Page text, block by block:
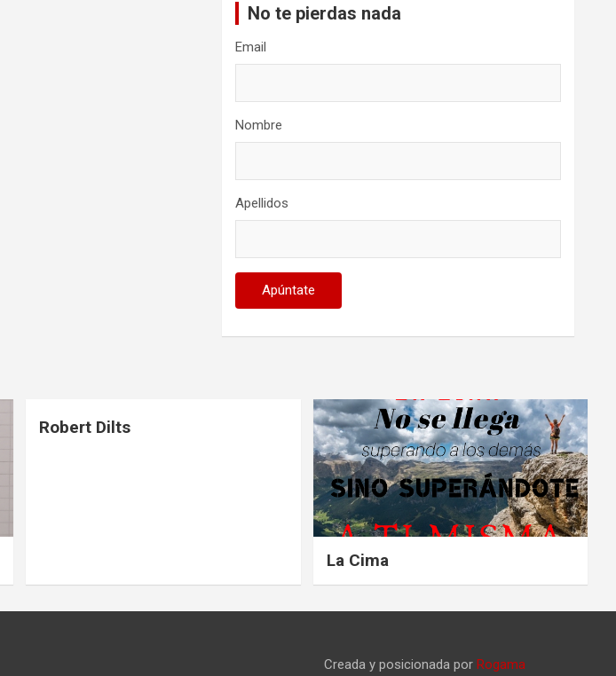
No te pierdas nada
Email
Nombre
Apellidos
Robert Dilts
La Cima
Creada y posicionada por Rogama